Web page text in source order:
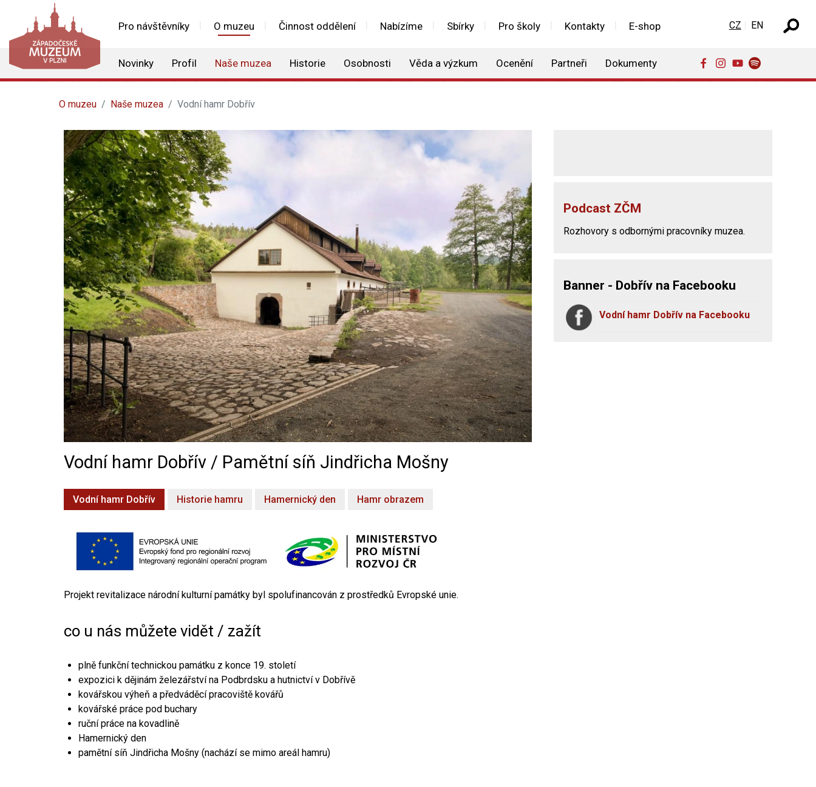
Pro návštěvníky O muzeu Činnost oddělení Nabízíme Sbírky Pro školy Kontakty E-shop
Novinky Profil Naše muzea Historie Osobnosti Věda a výzkum Ocenění Partneři Dokumenty
Zvolte jazyk
CZ EN
O muzeu Naše muzea Vodní hamr Dobřív
Vodní hamr Dobřív / Pamětní síň Jindřicha Mošny
Vodní hamr Dobřív Historie hamru Hamernický den Hamr obrazem
Projekt revitalizace národní kulturní památky byl spolufinancován z prostředků Evropské unie.
co u nás můžete vidět / zažít
plně funkční technickou památku z konce 19. století
expozici k dějinám železářství na Podbrdsku a hutnictví v Dobřívě
kovářskou výheň a předváděcí pracoviště kovářů
kovářské práce pod buchary
ruční práce na kovadlině
Hamernický den
pamětní síň Jindřicha Mošny (nachází se mimo areál hamru)
Podcast ZČM
Rozhovory s odbornými pracovníky muzea.
Banner - Dobřív na Facebooku
Vodní hamr Dobřív na Facebooku